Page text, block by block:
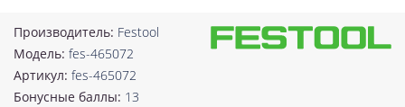
Производитель: Festool
Модель: fes-465072
Артикул: fes-465072
Бонусные баллы: 13